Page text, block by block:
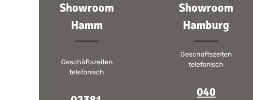
Showroom
Hamm
Geschäftszeiten
telefonisch
Showroom
Hamburg
Geschäftszeiten
telefonisch
040